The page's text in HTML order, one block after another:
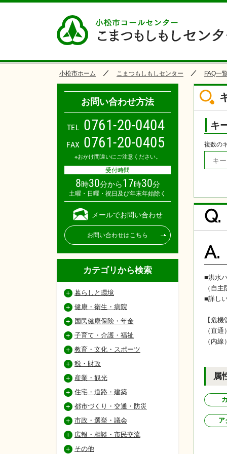
小松市ホーム こまつもしもしセンター FAQ一
キ
複数の
Q.
A.
■洪水
（自
■詳し
【危
（直
（内
属
ア
お問い合わせ方法
TEL 0761-20-0404
FAX 0761-20-0405
※おかけ間違いにご注意ください。
受付時間
8時30分から17時30分
土曜・日曜・祝日及び年末年始除く
メールでお問い合わせ
お問い合わせはこちら
カテゴリから検索
暮らしと環境
健康・衛生・病院
国民健康保険・年金
子育て・介護・福祉
教育・文化・スポーツ
税・財政
産業・観光
住宅・道路・建築
都市づくり・交通・防災
市政・選挙・議会
広報・相談・市民交流
その他